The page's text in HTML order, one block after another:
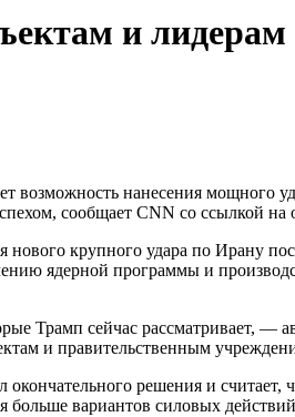
и
нанесения мощного
сообщает CNN со ссылкой
нового крупного удара по Ирану
ядерной программы и
Трамп сейчас рассматривает, —
и правительственным
решения и
больше вариантов силовых